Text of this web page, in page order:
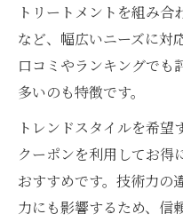
トリートメントを組み合
など、幅広いニーズに対
口コミやランキングでも
多いのも特徴です。
トレンドスタイルを希
クーポンを利用してお得
おすすめです。技術力の
力にも影響するため、信